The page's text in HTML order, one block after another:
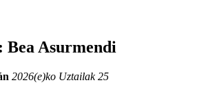
Bea Asurmendi
2026(e)ko Uztailak 25